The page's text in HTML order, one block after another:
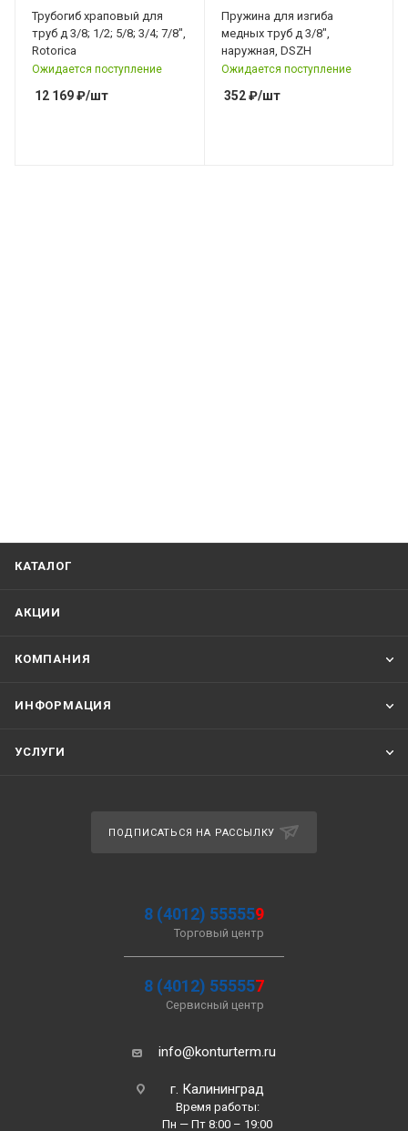
Трубогиб храповый для
труб д 3/8; 1/2; 5/8; 3/4; 7/8",
Rotorica
Ожидается поступление
12 169₽/шт
Пружина для изгиба
медных труб д 3/8",
наружная, DSZH
Ожидается поступление
352₽/шт
КАТАЛОГ
АКЦИИ
КОМПАНИЯ
ИНФОРМАЦИЯ
УСЛУГИ
ПОДПИСАТЬСЯ НА РАССЫЛКУ
8 (4012) 555559
Торговый центр
8 (4012) 555557
Сервисный центр
info@konturterm.ru
г. Калининград
Время работы:
Пн — Пт 8:00 – 19:00